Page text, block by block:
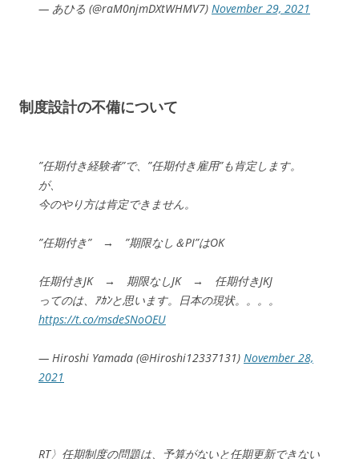
— あひる (@raM0njmDXtWHMV7) November 29, 2021
制度設計の不備について
”任期付き経験者”で、”任期付き雇用”も肯定します。
が、
今のやり方は肯定できません。
”任期付き” → ”期限なし＆PI”はOK
任期付きJK → 期限なしJK → 任期付きJKJ
ってのは、ｱｶﾝと思います。日本の現状。。。。
https://t.co/msdeSNoOEU
— Hiroshi Yamada (@Hiroshi12337131) November 28,
2021
RT〉任期制度の問題は、予算がないと任期更新できない